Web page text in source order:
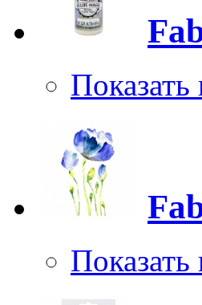
Показать
Показать